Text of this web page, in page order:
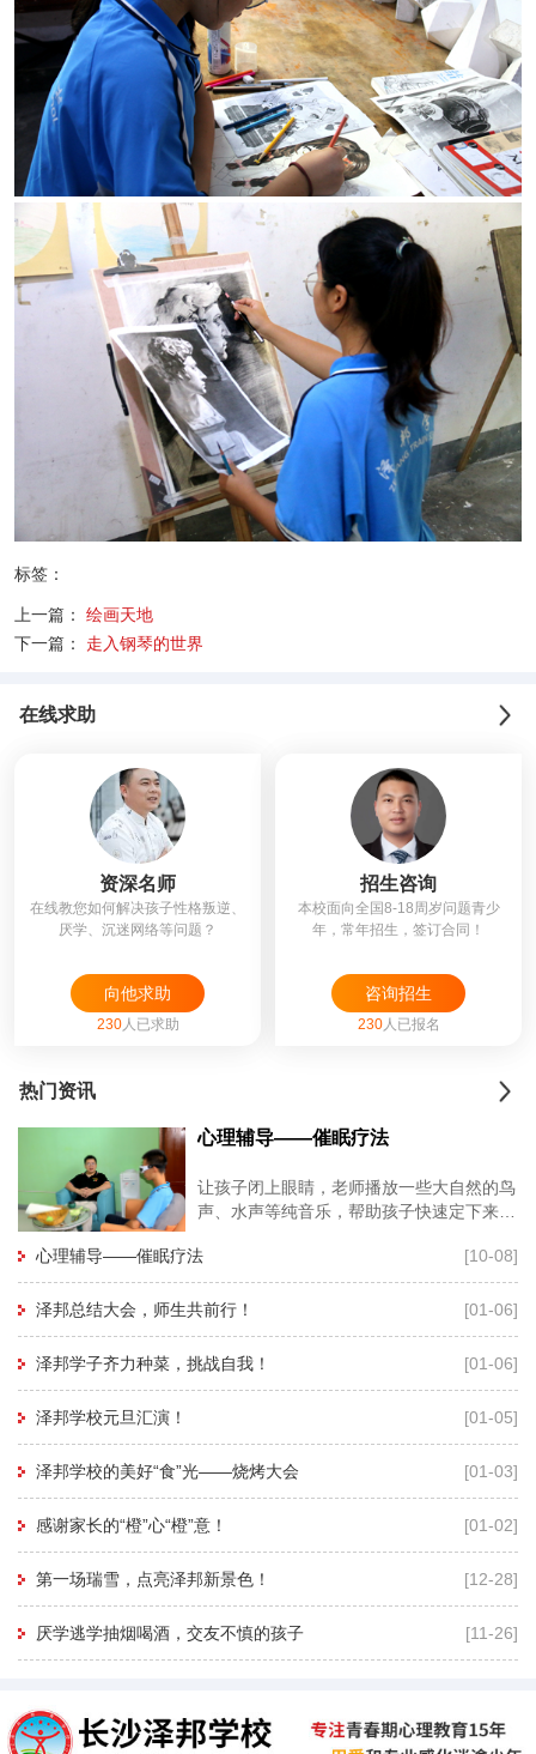
标签：
上一篇：
绘画天地
下一篇：
走入钢琴的世界
在线求助
资深名师
在线教您如何解决孩子性格叛逆、
厌学、沉迷网络等问题？
向他求助
230人已求助
招生咨询
本校面向全国8-18周岁问题青少
年，常年招生，签订合同！
咨询招生
230人已报名
热门资讯
心理辅导——催眠疗法
让孩子闭上眼睛，老师播放一些大自然的鸟
声、水声等纯音乐，帮助孩子快速定下来，
利于心理老师深度进入孩子的
心理辅导——催眠疗法 [10-08]
泽邦总结大会，师生共前行！ [01-06]
泽邦学子齐力种菜，挑战自我！ [01-06]
泽邦学校元旦汇演！ [01-05]
泽邦学校的美好“食”光——烧烤大会 [01-03]
感谢家长的“橙”心“橙”意！ [01-02]
第一场瑞雪，点亮泽邦新景色！ [12-28]
厌学逃学抽烟喝酒，交友不慎的孩子 [11-26]